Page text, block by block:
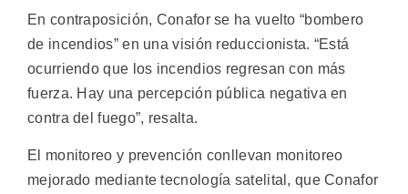
En contraposición, Conafor se ha vuelto “bombero
de incendios” en una visión reduccionista. “Está
ocurriendo que los incendios regresan con más
fuerza. Hay una percepción pública negativa en
contra del fuego”, resalta.
El monitoreo y prevención conllevan monitoreo
mejorado mediante tecnología satelital, que Conafor